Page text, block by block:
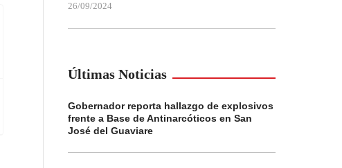
26/09/2024
Últimas Noticias
Gobernador reporta hallazgo de explosivos
frente a Base de Antinarcóticos en San
José del Guaviare